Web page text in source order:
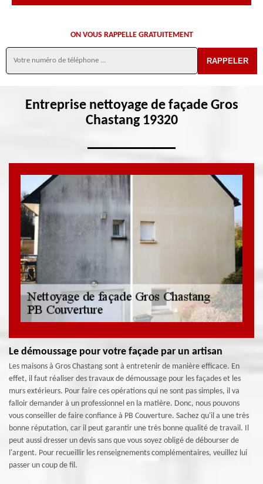
ON VOUS RAPPELLE GRATUITEMENT
Entreprise nettoyage de façade Gros
Chastang 19320
Le démoussage pour votre façade par un artisan
Les maisons à Gros Chastang sont à entretenir de manière efficace. En
effet, il faut réaliser des travaux de démoussage pour les façades et les
murs extérieurs. Pour faire ces opérations qui ne sont pas simples, il va
falloir demander à un professionnel en la matière. Donc, nous pouvons
vous conseiller de faire confiance à PB Couverture. Sachez qu'il a une très
bonne réputation, car il peut garantir une très bonne qualité de travail. Il
peut aussi dresser un devis sans que vous soyez obligé de débourser de
l'argent. Pour recueillir les renseignements complémentaires, veuillez lui
passer un coup de fil.